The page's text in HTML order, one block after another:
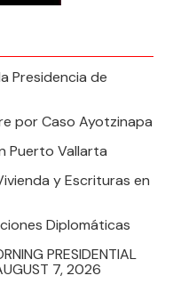
Presidencia de
por Caso Ayotzinapa
Puerto Vallarta
y Escrituras en
Diplomáticas
PRESIDENTIAL
7, 2026